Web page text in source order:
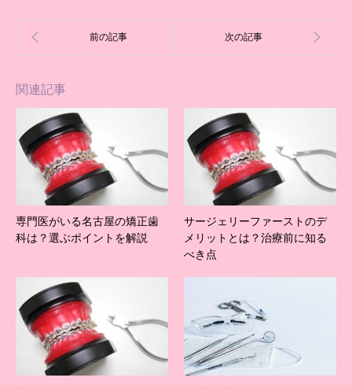
関連記事
専門医がいる名古屋の矯正歯
科は？選ぶポイントを解説
サージェリーファーストのデ
メリットとは？治療前に知る
べき点